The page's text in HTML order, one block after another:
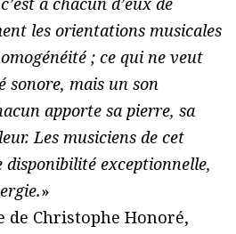
les orientations musicales
; ce qui ne veut
sonore, mais un son
apporte sa pierre, sa
Les musiciens de cet
disponibilité exceptionnelle,
»
de Christophe Honoré,